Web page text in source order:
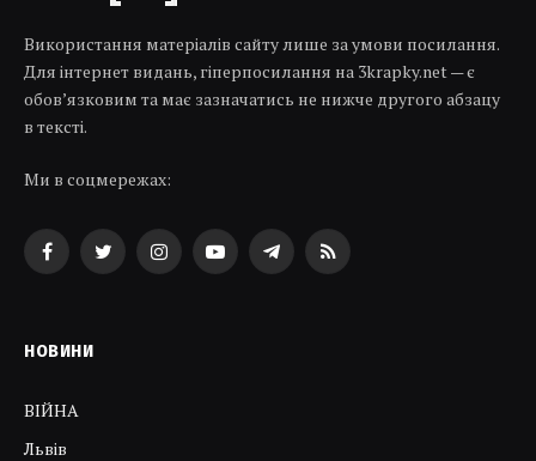
Використання матеріалів сайту лише за умови посилання.
Для інтернет видань, гіперпосилання на 3krapky.net — є
обов’язковим та має зазначатись не нижче другого абзацу
в тексті.
Ми в соцмережах:
FacebookTwitterInstagramYouTubeTelegramRSS
НОВИНИ
ВІЙНА
Львів